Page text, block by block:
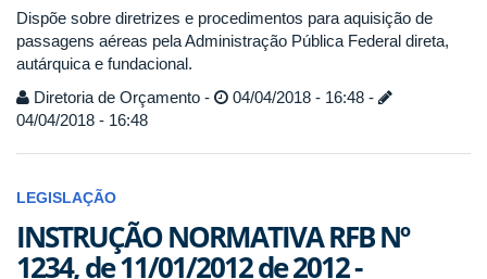
Dispõe sobre diretrizes e procedimentos para aquisição de
passagens aéreas pela Administração Pública Federal direta,
autárquica e fundacional.
Diretoria de Orçamento -
04/04/2018 - 16:48 -
04/04/2018 - 16:48
LEGISLAÇÃO
INSTRUÇÃO NORMATIVA RFB Nº
1234, de 11/01/2012 de 2012 -